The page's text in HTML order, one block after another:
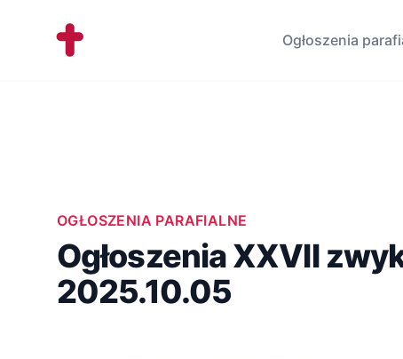
Workflow Ogłoszenia
OGŁOSZENIA PARAFIALNE
Ogłoszenia XXVII
2025.10.05